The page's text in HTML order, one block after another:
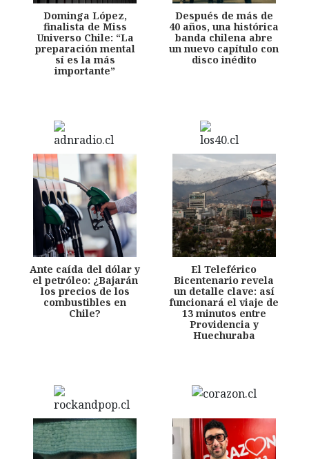
Dominga López,
finalista de Miss
Universo Chile: “La
preparación mental
sí es la más
importante”
Después de más de
40 años, una histórica
banda chilena abre
un nuevo capítulo con
disco inédito
Ante caída del dólar y
el petróleo: ¿Bajarán
los precios de los
combustibles en
Chile?
El Teleférico
Bicentenario revela
un detalle clave: así
funcionará el viaje de
13 minutos entre
Providencia y
Huechuraba